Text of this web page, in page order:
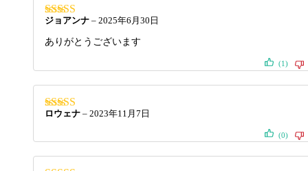
5段階中5 の
評価
ジョアンナ – 2025年6月30日
ありがとうございます
(1)
5段階中5の
ロウェナ – 2023年11月7日
(0)